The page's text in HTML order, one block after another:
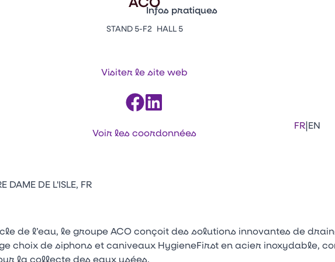
Infos pratiques
Contacts
Appuyez sur Entrée pour ouvrir le lien.
FR|EN
STAND 5-F2 HALL 5
Visiter le site web
Voir les coordonnées
DAME DE L'ISLE, FR
de l’eau, le groupe ACO conçoit des solutions innovantes de
choix de siphons et caniveaux HygieneFirst en acier inoxydable,
la collecte des eaux usées.